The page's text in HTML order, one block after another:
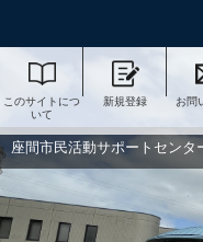
このサイトにつ
いて
新規登録 お問
座間市民活動サポートセン